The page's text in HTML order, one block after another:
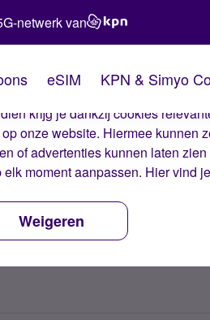
Met deze cookies zorgen
krijg je dankzij cookies
onze website. Hiermee kunnen
of advertenties kunnen laten
elk moment aanpassen. Hier vind
Weigeren
netwerk van
eSIM KPN & Simyo